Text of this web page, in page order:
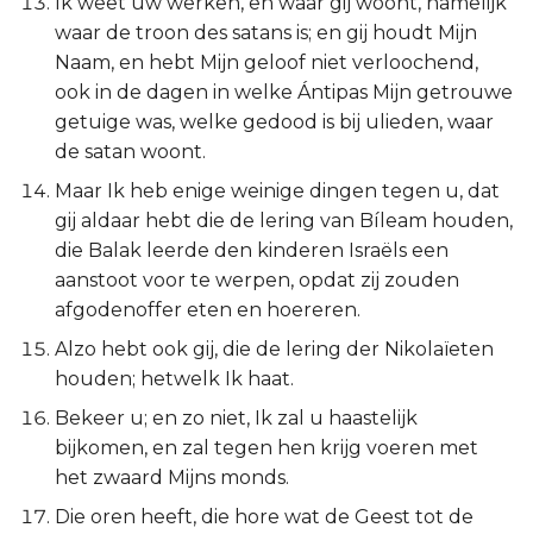
Hoséa
Joël
Amos
Obadja
Jona
Nahum
Hábakuk
Zefánja
waar de troon des satans is; en gij houdt Mijn
Naam, en hebt Mijn geloof niet verloochend,
ook in de dagen in welke Ántipas Mijn getrouwe
getuige was, welke gedood is bij ulieden, waar
de satan woont.
Maar Ik heb enige weinige dingen tegen u, dat
gij aldaar hebt die de lering van Bíleam houden,
die Balak leerde den kinderen Israëls een
aanstoot voor te werpen, opdat zij zouden
afgodenoffer eten en hoereren.
Alzo hebt ook gij, die de lering der Nikolaïeten
houden; hetwelk Ik haat.
Bekeer u; en zo niet, Ik zal u haastelijk
bijkomen, en zal tegen hen krijg voeren met
het zwaard Mijns monds.
Die oren heeft, die hore wat de Geest tot de